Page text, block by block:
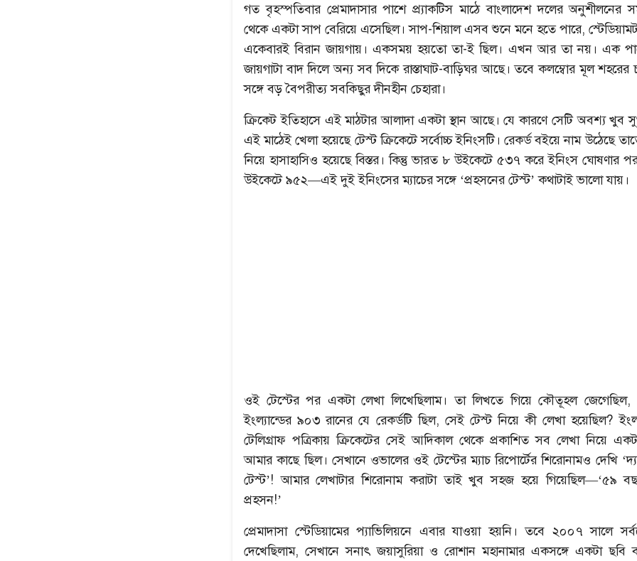
গত বৃহস্পতিবার প্রেমাদাসার পাশে প্র্যাকটিস মাঠে বাংলাদেশ দলের অনুশীলনের
থেকে একটা সাপ বেরিয়ে এসেছিল। সাপ-শিয়াল এসব শুনে মনে হতে পারে,
একেবারই বিরান জায়গায়। একসময় হয়তো তা-ই ছিল। এখন আর তা নয়। এক
জায়গাটা বাদ দিলে অন্য সব দিকে রাস্তাঘাট-বাড়িঘর আছে। তবে কলম্বোর মূল শহরের
সঙ্গে বড় বৈপরীত্য সবকিছুর দীনহীন চেহারা।
ক্রিকেট ইতিহাসে এই মাঠটার আলাদা একটা স্থান আছে। যে কারণে সেটি অবশ্য খুব
এই মাঠেই খেলা হয়েছে টেস্ট ক্রিকেটে সর্বোচ্চ ইনিংসটি। রেকর্ড বইয়ে নাম উঠেছে
নিয়ে হাসাহাসিও হয়েছে বিস্তর। কিন্তু ভারত ৮ উইকেটে ৫৩৭ করে ইনিংস ঘোষণার পর
উইকেটে ৯৫২—এই দুই ইনিংসের ম্যাচের সঙ্গে ‘প্রহসনের টেস্ট’ কথাটাই ভালো যায়।
ওই টেস্টের পর একটা লেখা লিখেছিলাম। তা লিখতে গিয়ে কৌতূহল
ইংল্যান্ডের ৯০৩ রানের যে রেকর্ডটি ছিল, সেই টেস্ট নিয়ে কী লেখা হয়েছিল?
টেলিগ্রাফ পত্রিকায় ক্রিকেটের সেই আদিকাল থেকে প্রকাশিত সব লেখা নিয়ে
আমার কাছে ছিল। সেখানে ওভালের ওই টেস্টের ম্যাচ রিপোর্টের শিরোনামও দেখি ‘দ্য
টেস্ট’! আমার লেখাটার শিরোনাম করাটা তাই খুব সহজ হয়ে গিয়েছিল—‘৫৯
প্রহসন!’
প্রেমাদাসা স্টেডিয়ামের প্যাভিলিয়নে এবার যাওয়া হয়নি। তবে ২০০৭ সালে
দেখেছিলাম, সেখানে সনাৎ জয়াসুরিয়া ও রোশান মহানামার একসঙ্গে একটা ছবি